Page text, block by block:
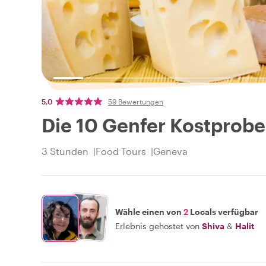
5,0 59 Bewertungen
Die 10 Genfer
3 Stunden Food Tours Geneva
Wähle einen von 2 Locals verfügbar
Erlebnis gehostet von Shiva & Halit